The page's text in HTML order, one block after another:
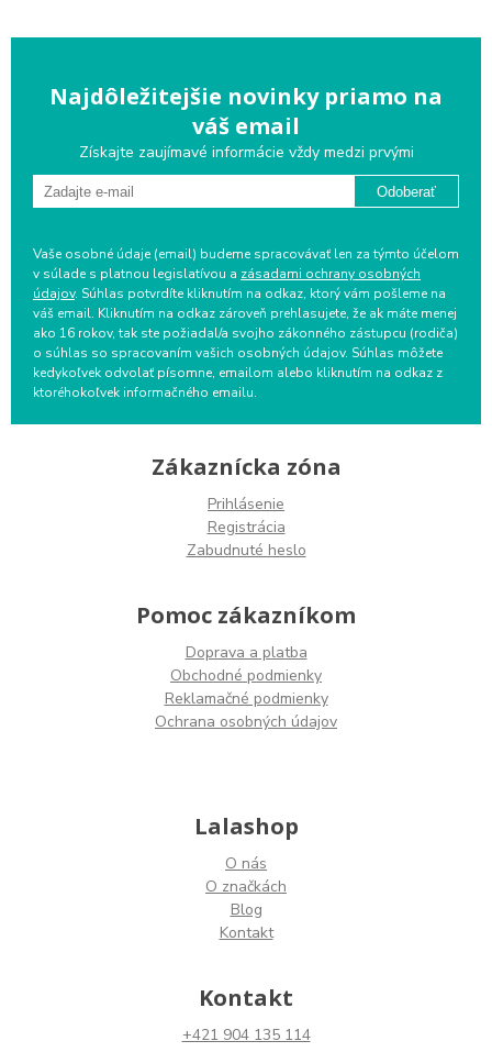
Najdôležitejšie novinky priamo na
váš email
Získajte zaujímavé informácie vždy medzi prvými
Odoberať
Vaše osobné údaje (email) budeme spracovávať len za týmto účelom
v súlade s platnou legislatívou a zásadami ochrany osobných
údajov. Súhlas potvrdíte kliknutím na odkaz, ktorý vám pošleme na
váš email. Kliknutím na odkaz zároveň prehlasujete, že ak máte menej
ako 16 rokov, tak ste požiadal/a svojho zákonného zástupcu (rodiča)
o súhlas so spracovaním vašich osobných údajov. Súhlas môžete
kedykoľvek odvolať písomne, emailom alebo kliknutím na odkaz z
ktoréhokoľvek informačného emailu.
Zákaznícka zóna
Prihlásenie
Registrácia
Zabudnuté heslo
Pomoc zákazníkom
Doprava a platba
Obchodné podmienky
Reklamačné podmienky
Ochrana osobných údajov
Lalashop
O nás
O značkách
Blog
Kontakt
Kontakt
+421 904 135 114